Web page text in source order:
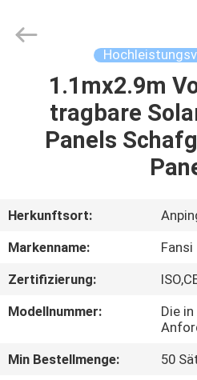
HAUS
PRODUKTE
UNS
AUSFLUG
Rights
1.1mx2.9m
tragbare
Panels
Herkunftsort:
Markenname:
Fansi
Zertifizierung:
Modellnummer:
Die
Min Bestellmenge:
50